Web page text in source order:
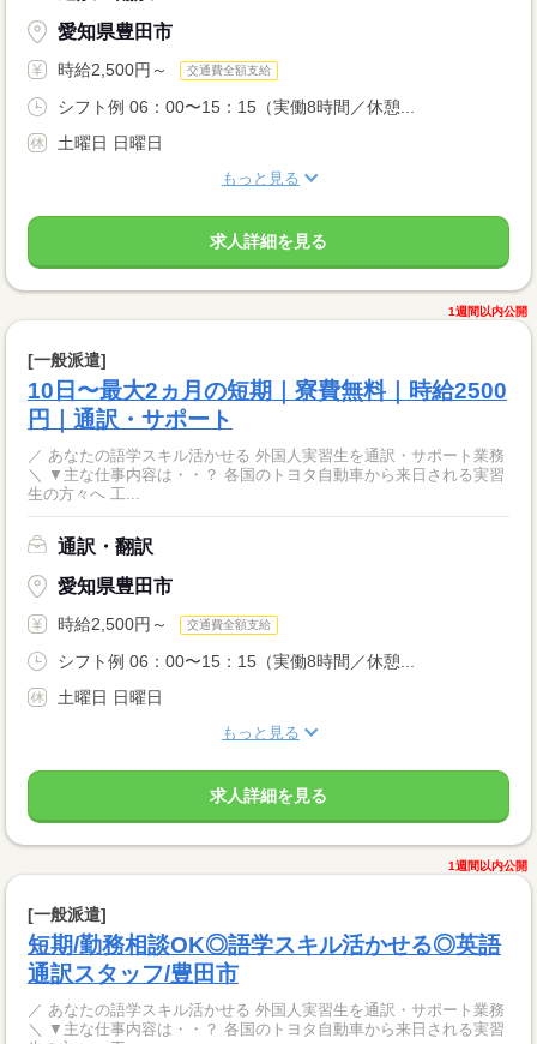
愛知県豊田市
時給2,500円～ 交通費全額支給
シフト例 06：00〜15：15（実働8時間／休憩...
土曜日 日曜日
もっと見る
求人詳細を見る
1週間以内公開
[一般派遣]
10日〜最大2ヵ月の短期｜寮費無料｜時給2500
円｜通訳・サポート
／ あなたの語学スキル活かせる 外国人実習生を通訳・サポート業務
＼ ▼主な仕事内容は・・？ 各国のトヨタ自動車から来日される実習
生の方々へ 工...
通訳・翻訳
愛知県豊田市
時給2,500円～ 交通費全額支給
シフト例 06：00〜15：15（実働8時間／休憩...
土曜日 日曜日
もっと見る
求人詳細を見る
1週間以内公開
[一般派遣]
短期/勤務相談OK◎語学スキル活かせる◎英語
通訳スタッフ/豊田市
／ あなたの語学スキル活かせる 外国人実習生を通訳・サポート業務
＼ ▼主な仕事内容は・・？ 各国のトヨタ自動車から来日される実習